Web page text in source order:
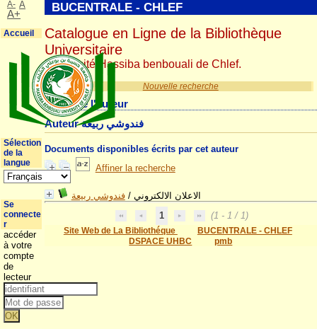
Nouvelle recherche
Détail de l'auteur
Auteur فندوشي ربيعة
Documents disponibles écrits par cet auteur
Affiner la recherche
الاعلان الالكتروني /فندوشي ربيعة
1
(1 - 1 / 1)
Site Web de La Bibliothéque
BUCENTRALE - CHLEF
DSPACE UHBC
pmb
BUCENTRALE - CHLEF
Catalogue en Ligne de la Bibliothèque
Universitaire
Université Hassiba benbouali de Chlef.
A- A
A+
Accueil
Sélection
de la
langue
Se
connecte
r
accéder
à votre
compte
de
lecteur